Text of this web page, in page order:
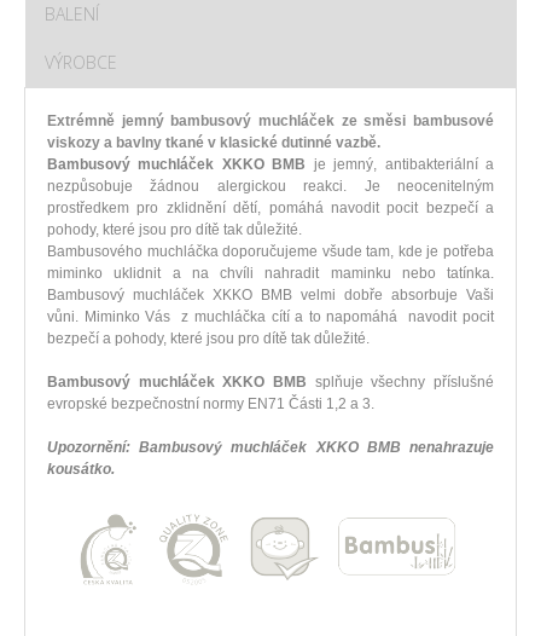
BALENÍ
VÝROBCE
Extrémně jemný bambusový muchláček ze směsi bambusové
viskozy a bavlny tkané v klasické dutinné vazbě.
Bambusový muchláček XKKO BMB je jemný, antibakteriální a
nezpůsobuje žádnou alergickou reakci. Je neocenitelným
prostředkem pro zklidnění dětí, pomáhá navodit pocit bezpečí a
pohody, které jsou pro dítě tak důležité.
Bambusového muchláčka doporučujeme všude tam, kde je potřeba
miminko uklidnit a na chvíli nahradit maminku nebo tatínka.
Bambusový muchláček XKKO BMB velmi dobře absorbuje Vaši
vůni. Miminko Vás z muchláčka cítí a to napomáhá navodit pocit
bezpečí a pohody, které jsou pro dítě tak důležité.
Bambusový muchláček XKKO BMB splňuje všechny příslušné
evropské bezpečnostní normy EN71 Části 1,2 a 3.
Upozornění: Bambusový muchláček XKKO BMB nenahrazuje
kousátko.